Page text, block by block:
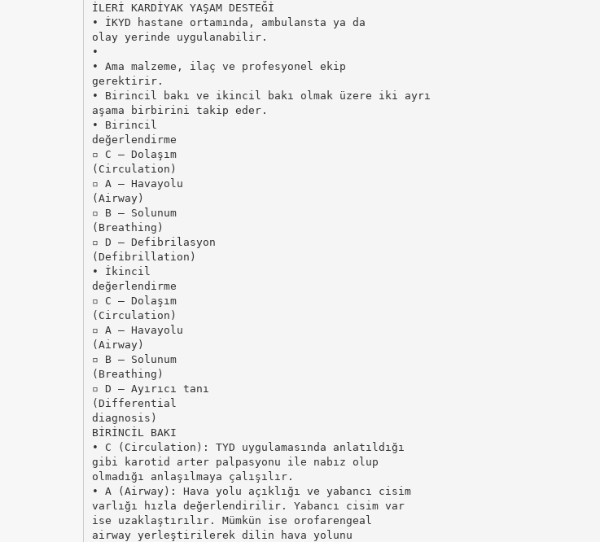
İLERİ KARDİYAK YAŞAM DESTEĞİ
• İKYD hastane ortamında, ambulansta ya da
olay yerinde uygulanabilir.
•
• Ama malzeme, ilaç ve profesyonel ekip
gerektirir.
• Birincil bakı ve ikincil bakı olmak üzere iki ayrı
aşama birbirini takip eder.
• Birincil
değerlendirme
▫ C – Dolaşım
(Circulation)
▫ A – Havayolu
(Airway)
▫ B – Solunum
(Breathing)
▫ D – Defibrilasyon
(Defibrillation)
• İkincil
değerlendirme
▫ C – Dolaşım
(Circulation)
▫ A – Havayolu
(Airway)
▫ B – Solunum
(Breathing)
▫ D – Ayırıcı tanı
(Differential
diagnosis)
BİRİNCİL BAKI
• C (Circulation): TYD uygulamasında anlatıldığı
gibi karotid arter palpasyonu ile nabız olup
olmadığı anlaşılmaya çalışılır.
• A (Airway): Hava yolu açıklığı ve yabancı cisim
varlığı hızla değerlendirilir. Yabancı cisim var
ise uzaklaştırılır. Mümkün ise orofarengeal
airway yerleştirilerek dilin hava yolunu